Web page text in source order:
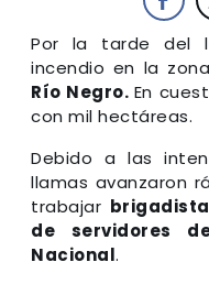
Por la tarde del
incendio en la
Río Negro. En
con mil hectáreas.
Debido a las
llamas avanzaron
trabajar
de servidores
Nacional.